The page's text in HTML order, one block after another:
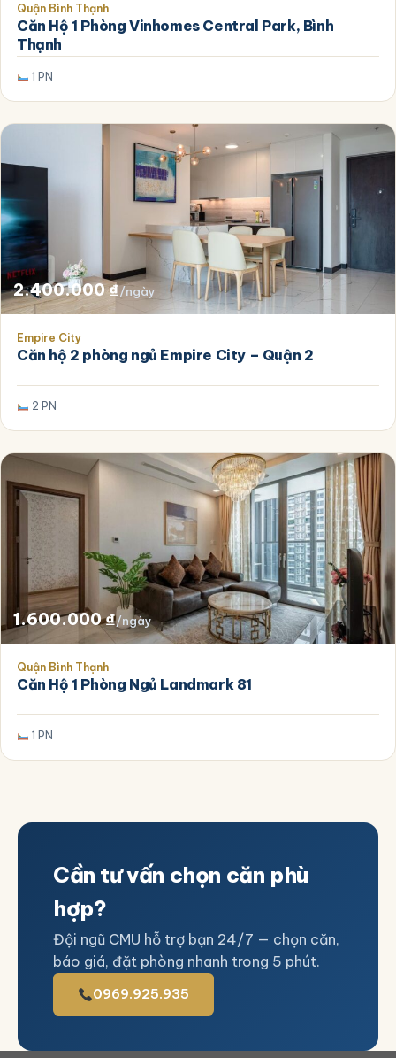
là:
tại
Quận Bình Thạnh
Căn Hộ 1 Phòng Vinhomes Central Park, Bình
Thạnh
1 PN
2.400.000₫/ngày
Empire City
Căn hộ 2 phòng ngủ Empire City – Quận 2
2 PN
1.600.000₫/ngày
Quận Bình Thạnh
Căn Hộ 1 Phòng Ngủ Landmark 81
1 PN
Cần tư vấn chọn căn phù
hợp?
Đội ngũ CMU hỗ trợ bạn 24/7 — chọn căn,
báo giá, đặt phòng nhanh trong 5 phút.
0969.925.935